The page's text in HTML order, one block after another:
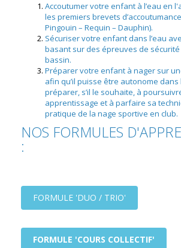
Accoutumer votre enfant à l’eau en
les premiers brevets
Pingouin – Requin – Dauphin).
Sécuriser votre enfant dans l’eau
basant sur des épreuves de
bassin.
Préparer votre enfant à nager sur
afin qu’il puisse être autonome dans
préparer, s’il le souhaite, à
apprentissage et à parfaire sa
pratique de la nage sportive en club.
NOS FORMULES
:
FORMULE 'DUO / TRIO'
FORMULE 'COURS COLLECTIF'